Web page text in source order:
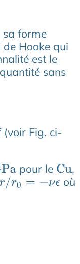
sa forme
Hooke qui
est le
sans
(voir Fig. ci-
a pour le Cu ,
/r0=−νϵ
où